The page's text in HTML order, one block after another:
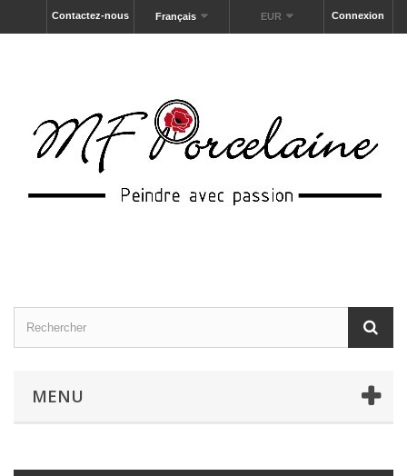
Connexion
EUR
Français
Contactez-nous
MENU